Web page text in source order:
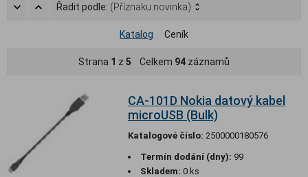
Řadit podle: (Příznaku novinka)
Katalog Ceník
Strana 1 z 5 Celkem 94 záznamů
CA-101D Nokia datový kabel
microUSB (Bulk)
Katalogové číslo: 2500000180576
Termín dodání (dny): 99
Skladem: 0 ks